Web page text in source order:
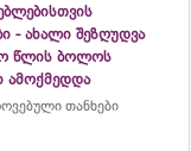
- ახალი შეზღუდვა
წლის ბოლოს
ამოქმედდა
თანხები